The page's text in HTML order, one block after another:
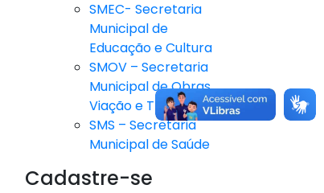
SMEC- Secretaria
Municipal de
Educação e Cultura
SMOV – Secretaria
Municipal de Obras,
Viação e Trânsito
SMS – Secretaria
Municipal de Saúde
Cadastre-se